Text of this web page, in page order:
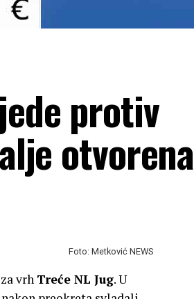
protiv
otvorena
Foto: Metković NEWS
vrh Treće NL Jug. U